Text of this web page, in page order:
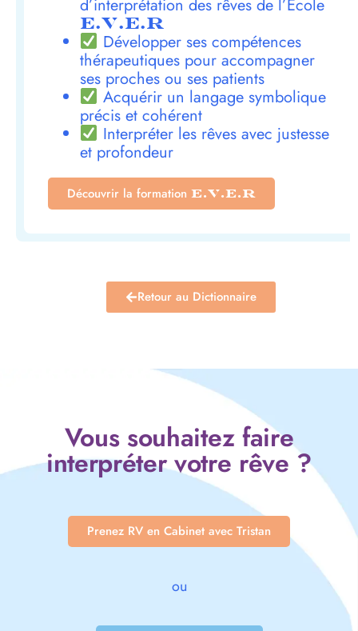
d’interprétation des rêves de l’École
E.V.E.R
Développer ses compétences
thérapeutiques pour accompagner
ses proches ou ses patients
Acquérir un langage symbolique
précis et cohérent
Interpréter les rêves avec justesse
et profondeur
Découvrir la formation E.V.E.R
Retour au Dictionnaire
Vous souhaitez faire
interpréter votre rêve ?
Prenez RV en Cabinet avec Tristan
ou